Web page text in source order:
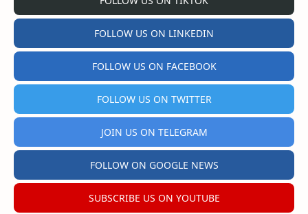
FOLLOW US ON LINKEDIN
FOLLOW US ON FACEBOOK
FOLLOW US ON TWITTER
JOIN US ON TELEGRAM
FOLLOW ON GOOGLE NEWS
SUBSCRIBE US ON YOUTUBE